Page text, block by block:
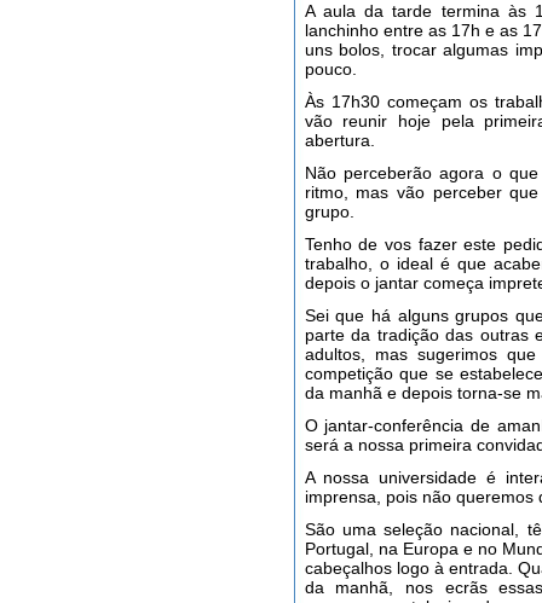
A aula da tarde termina às
lanchinho entre as 17h e as
uns bolos, trocar algumas
pouco.
Às 17h30 começam os
vão reunir hoje pela
abertura.
Não perceberão agora o
ritmo, mas vão perceber
grupo.
Tenho de vos fazer este
trabalho, o ideal é que
depois o jantar começa
Sei que há alguns grupos
parte da tradição das outras
adultos, mas sugerimos
competição que se
da manhã e depois torna-se
O jantar-conferência de
será a nossa primeira
A nossa universidade é
imprensa, pois não queremos
São uma seleção nacional,
Portugal, na Europa e no
cabeçalhos logo à entrada.
da manhã, nos ecrãs